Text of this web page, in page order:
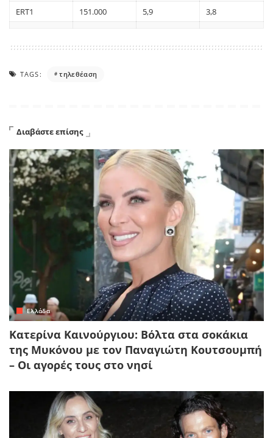
ERT1
151.000 5,9 3,8
TAGS: τηλεθέαση
Διαβάστε επίσης
Ελλάδα
Κατερίνα Καινούργιου: Βόλτα στα σοκάκια
της Μυκόνου με τον Παναγιώτη Κουτσουμπή
– Οι αγορές τους στο νησί